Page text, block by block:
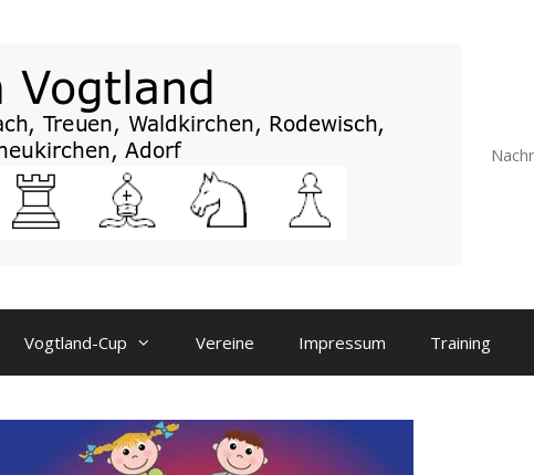
Vogtland-Cup Vereine Impressum Training